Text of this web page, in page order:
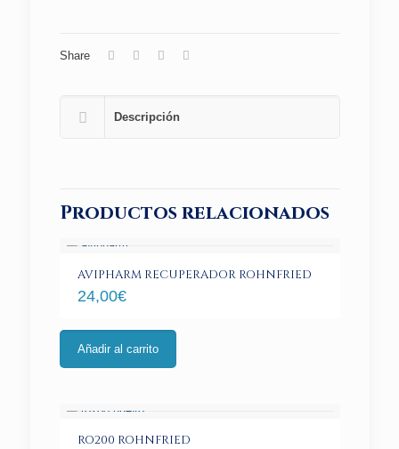
Share
Descripción
Productos relacionados
AVIPHARM RECUPERADOR ROHNFRIED
24,00€
Añadir al carrito
RO200 ROHNFRIED